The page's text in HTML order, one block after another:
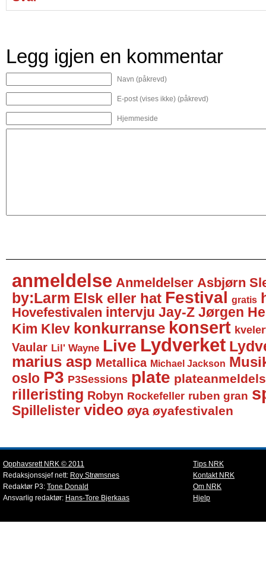
Legg igjen en kommentar
Navn (påkrevd)
E-post (vises ikke) (påkrevd)
Hjemmeside
anmeldelse Anmeldelser Asbjørn
by:Larm Elsk eller hat Festival gratis
Hovefestivalen intervju Jay-Z Jørgen
Kim Klev konkurranse konsert
Vaular Lil' Wayne Live Lydverket
marius asp Metallica Michael Jackson
oslo P3 P3Sessions plate
rilleristing Robyn Rockefeller ruben gran
Spillelister video øya øyafestivalen
Opphavsrett NRK © 2011
Redaksjonssjef nett: Roy Strømsnes
Redaktør P3: Tone Donald
Ansvarlig redaktør: Hans-Tore Bjerkaas
Tips NRK
Kontakt NRK
Om NRK
Hjelp